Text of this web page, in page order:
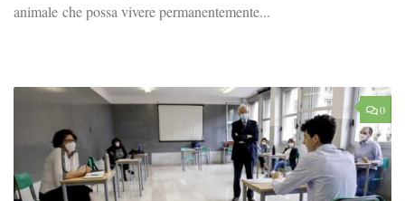
animale che possa vivere permanentemente...
0